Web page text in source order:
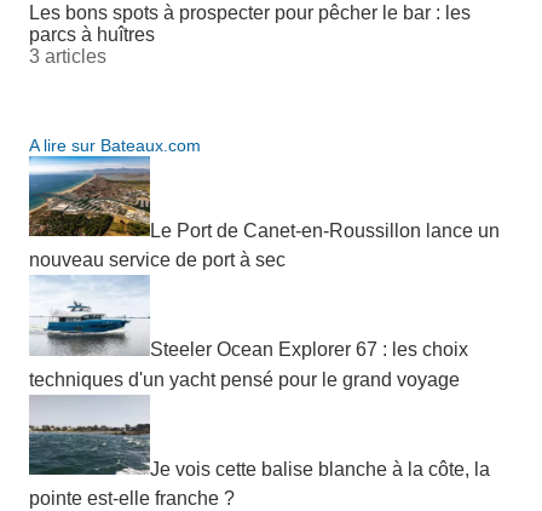
Les bons spots à prospecter pour pêcher le bar : les
parcs à huîtres
3 articles
A lire sur Bateaux.com
Le Port de Canet-en-Roussillon lance un
nouveau service de port à sec
Steeler Ocean Explorer 67 : les choix
techniques d'un yacht pensé pour le grand voyage
Je vois cette balise blanche à la côte, la
pointe est-elle franche ?